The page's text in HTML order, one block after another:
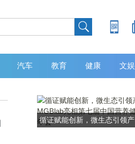
汽车 教育 健康 文娱
灵敏度超 80% 特异性 99%！